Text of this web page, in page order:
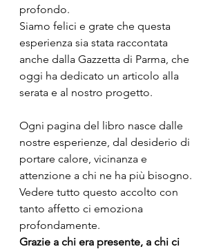
profondo.
Siamo felici e grate che questa
esperienza sia stata raccontata
anche dalla Gazzetta di Parma, che
oggi ha dedicato un articolo alla
serata e al nostro progetto.
Ogni pagina del libro nasce dalle
nostre esperienze, dal desiderio di
portare calore, vicinanza e
attenzione a chi ne ha più bisogno.
Vedere tutto questo accolto con
tanto affetto ci emoziona
profondamente.
Grazie a chi era presente, a chi ci